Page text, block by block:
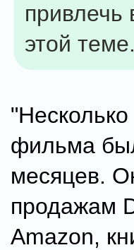
привлечь
этой теме.
фильма
месяцев.
продажам
Amazon,